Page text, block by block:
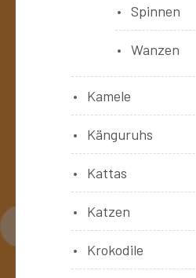
Spinnen
Wanzen
Kamele
Känguruhs
Kattas
Katzen
Krokodile